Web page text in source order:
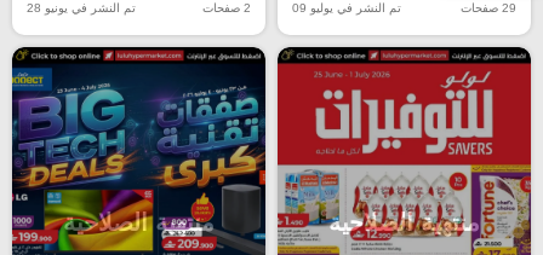
29 صفحات تم النشر في يوليو 09 2 صفحات تم النشر في يونيو 28
منتهية الصلاحية منتهية الصلاحية